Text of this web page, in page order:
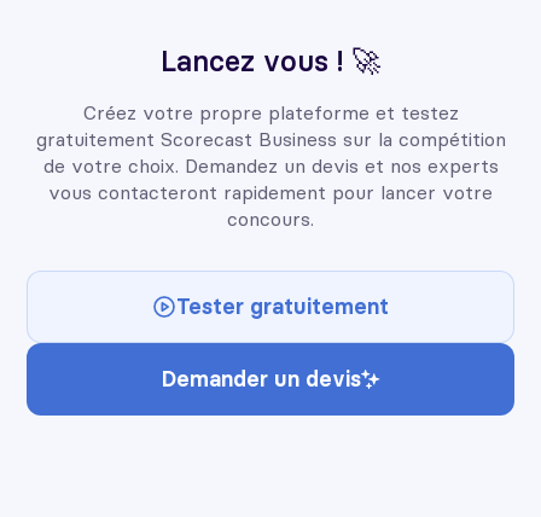
Lancez vous ! 🚀
Créez votre propre plateforme et testez
gratuitement Scorecast Business sur la compétition
de votre choix. Demandez un devis et nos experts
vous contacteront rapidement pour lancer votre
concours.
Tester gratuitement
Demander un devis